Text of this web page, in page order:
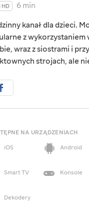
HD
6 min
kanał dla dzieci.
z wykorzystaniem
wraz z siostrami i
strojach, ale
NA URZĄDZENIACH
iOS
Android
Smart TV Konsole
Dekodery